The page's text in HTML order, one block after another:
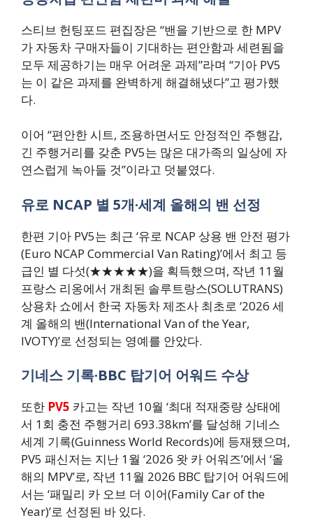
스티브 헌팅포드 편집장은 “밴을 기반으로 한 MPV
가 자동차 구매자들이 기대하는 편안함과 세련됨을
모두 제공하기는 매우 어려운 과제”라며 “기아 PV5
는 이 같은 과제를 완벽하게 해결해냈다”고 평가했
다.
이어 “편안한 시트, 조용하면서도 안정적인 주행감,
긴 주행거리를 갖춘 PV5는 많은 대가족의 일상에 자
연스럽게 녹아들 것”이라고 덧붙였다.
유로 NCAP 별 5개·세계 올해의 밴 선정
한편 기아 PV5는 최근 ‘유로 NCAP 상용 밴 안전 평가
(Euro NCAP Commercial Van Rating)’에서 최고 등
급인 별 다섯(★★★★★)을 획득했으며, 작년 11월
프랑스 리옹에서 개최된 솔루트랑스(SOLUTRANS)
상용차 쇼에서 한국 자동차 제조사 최초로 ‘2026 세
계 올해의 밴(International Van of the Year,
IVOTY)’로 선정되는 영예를 안았다.
기네스 기록·BBC 탑기어 어워드 수상
또한 PV5 카고는 작년 10월 ‘최대 적재중량 상태에
서 1회 충전 주행거리 693.38km’를 달성해 기네스
세계 기록(Guinness World Records)에 등재됐으며,
PV5 패신저는 지난 1월 ‘2026 왓 카 어워즈’에서 ‘올
해의 MPV’로, 작년 11월 2026 BBC 탑기어 어워드에
서는 ‘패밀리 카 오브 더 이어(Family Car of the
Year)’로 선정된 바 있다.